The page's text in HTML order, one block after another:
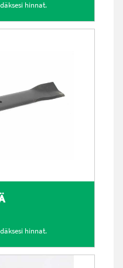
hinnat.
hinnat.